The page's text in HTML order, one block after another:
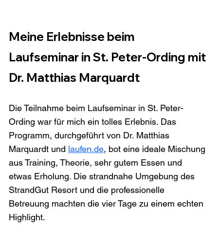
Meine Erlebnisse beim
Laufseminar in St. Peter-Ording mit
Dr. Matthias Marquardt
Die Teilnahme beim Laufseminar in St. Peter-
Ording war für mich ein tolles Erlebnis. Das
Programm, durchgeführt von Dr. Matthias
Marquardt und laufen.de, bot eine ideale Mischung
aus Training, Theorie, sehr gutem Essen und
etwas Erholung. Die strandnahe Umgebung des
StrandGut Resort und die professionelle
Betreuung machten die vier Tage zu einem echten
Highlight.